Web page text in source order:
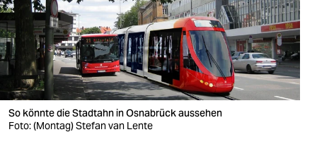
nord
wahrheit
verlag
verlag
veranstaltungen
So könnte die Stadtahn in Osnabrück aussehen
Foto: (Montag) Stefan van Lente